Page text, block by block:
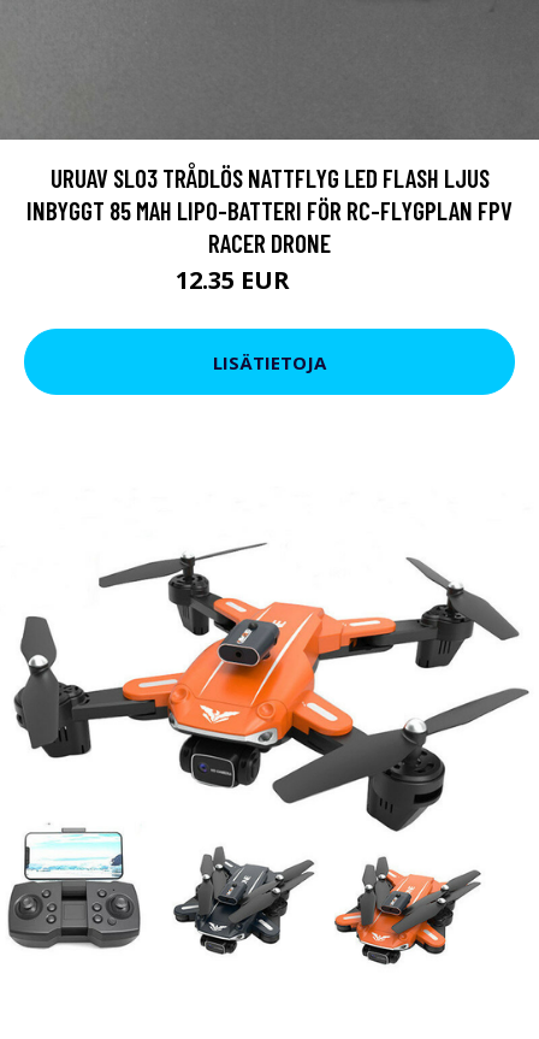
URUAV SL03 TRÅDLÖS NATTFLYG LED FLASH LJUS
INBYGGT 85 MAH LIPO-BATTERI FÖR RC-FLYGPLAN FPV
RACER DRONE
12.35 EUR
LISÄTIETOJA